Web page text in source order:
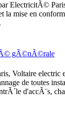
ElectricitÃ©
mise en
gÃ©nÃ©rale
Voltaire electric
de toutes
d'accÃ¨s,